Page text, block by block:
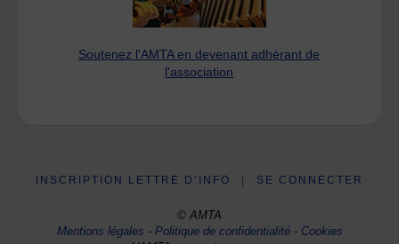
Soutenez l'AMTA en devenant adhérant de
l'association
INSCRIPTION LETTRE D’INFO SE CONNECTER
© AMTA
Mentions légales -Politique de confidentialité- Cookies